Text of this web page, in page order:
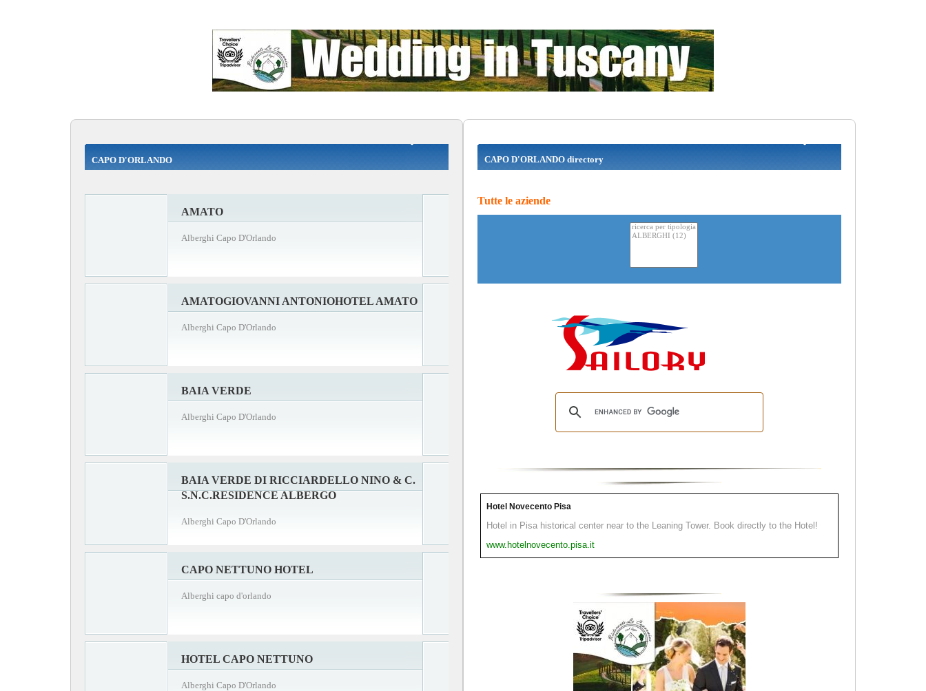
CAPO D'ORLANDO
AMATO
Alberghi Capo D'Orlando
AMATOGIOVANNI ANTONIOHOTEL AMATO
Alberghi Capo D'Orlando
BAIA VERDE
Alberghi Capo D'Orlando
BAIA VERDE DI RICCIARDELLO NINO & C.
S.N.C.RESIDENCE ALBERGO
Alberghi Capo D'Orlando
CAPO NETTUNO HOTEL
Alberghi capo d'orlando
HOTEL CAPO NETTUNO
Alberghi Capo D'Orlando
CAPO D'ORLANDO directory
Tutte le aziende
Hotel Novecento Pisa
Hotel in Pisa historical center near to the Leaning Tower. Book directly to the Hotel!
www.hotelnovecento.pisa.it